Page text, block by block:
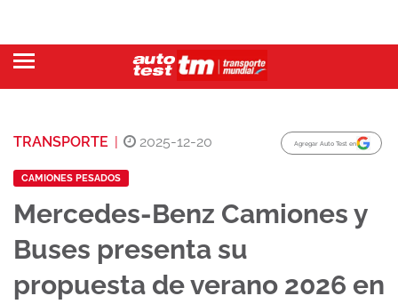
TRANSPORTE | 2025-12-20 Agregar Auto Test en
CAMIONES PESADOS
Mercedes-Benz Camiones y
Buses presenta su
propuesta de verano 2026 en